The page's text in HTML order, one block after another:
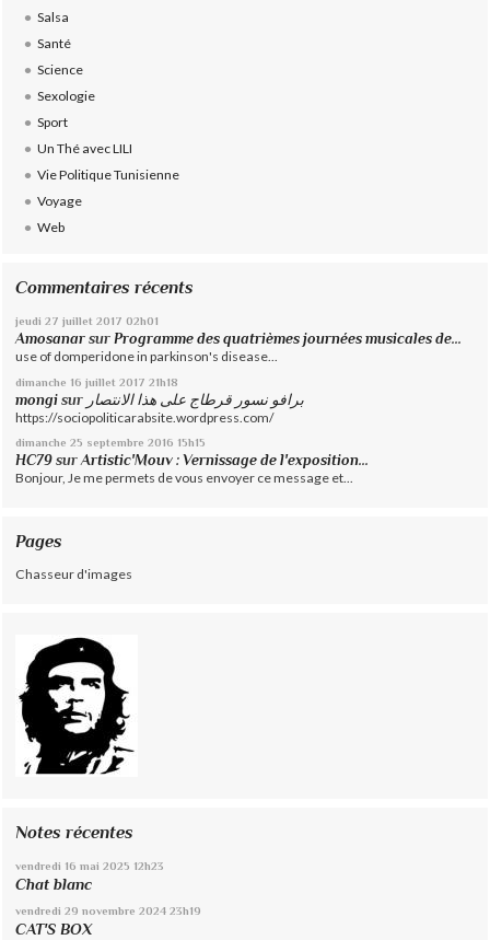
Salsa
Santé
Science
Sexologie
Sport
Un Thé avec LILI
Vie Politique Tunisienne
Voyage
Web
Commentaires récents
jeudi 27 juillet 2017 02h01
Amosanar surProgramme des quatrièmes journées musicales de...
use of domperidone in parkinson's disease...
dimanche 16 juillet 2017 21h18
mongi sur برافو نسور قرطاج على هذا الانتصار
https://sociopoliticarabsite.wordpress.com/
dimanche 25 septembre 2016 15h15
HC79 surArtistic'Mouv : Vernissage de l'exposition...
Bonjour, Je me permets de vous envoyer ce message et...
Pages
Chasseur d'images
Notes récentes
vendredi 16 mai 2025 12h23
Chat blanc
vendredi 29 novembre 2024 23h19
CAT'S BOX